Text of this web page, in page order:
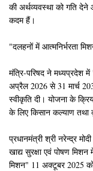
की अर्थव्यवस्था को गति
कदम हैं।
"दलहनों में आत्मनिर्भरता
मंत्रि-परिषद ने मध्यप्रदेश में
अप्रैल 2026 से 31 मार्च
स्वीकृति दी। योजना के
के लिए किसान कल्याण तथा
प्रधानमंत्री श्री नरेन्द्र
खाद्य सुरक्षा एवं पोषण
मिशन" 11 अक्टूबर 2025 को